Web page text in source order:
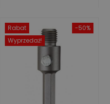
-50%
Rabat
Wyprzedaż!